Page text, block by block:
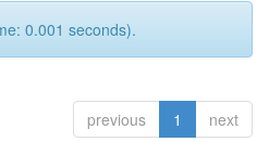
0.001 seconds).
previous 1 next